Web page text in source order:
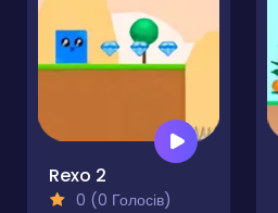
Rexo 2
0 (0 Голосів)